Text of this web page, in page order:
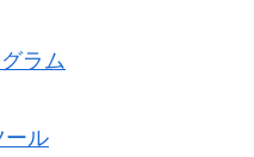
ラム
ール